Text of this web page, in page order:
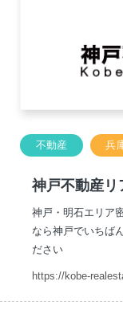
不動産 兵
神戸不動産リ
神戸・明石エリア
なら神戸でいちば
ださい
https://kobe-